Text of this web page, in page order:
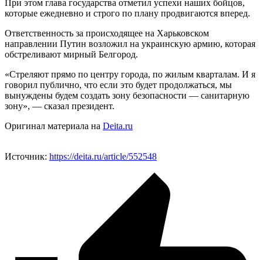
При этом глава государства отметил успехи наших бойцов,
которые ежедневно и строго по плану продвигаются вперед.
Ответственность за происходящее на Харьковском
направлении Путин возложил на украинскую армию, которая
обстреливают мирный Белгород.
«Стреляют прямо по центру города, по жилым кварталам. И я
говорил публично, что если это будет продолжаться, мы
вынуждены будем создать зону безопасности — санитарную
зону», — сказал президент.
Оригинал материала на Deita.ru
Источник: https://deita.ru/article/552548